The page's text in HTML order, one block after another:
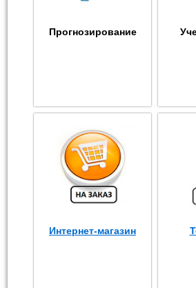
Прогнозирование
Интернет-магазин